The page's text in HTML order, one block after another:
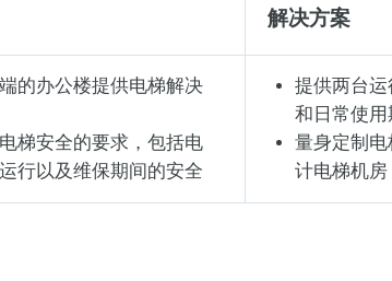
解决方案
的办公楼提供电梯解决
梯安全的要求，包括电
行以及维保期间的安全
提供两台
和日常使
量身定制电
计电梯机